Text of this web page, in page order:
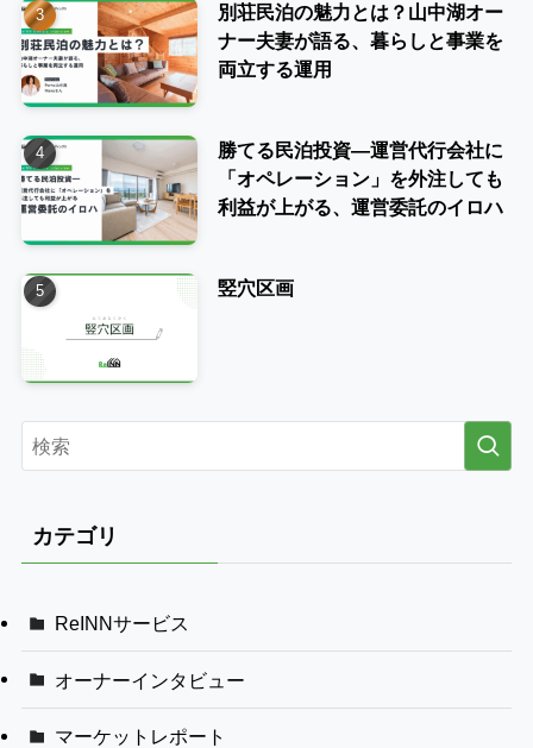
別荘民泊の魅力とは？山中湖オー
ナー夫妻が語る、暮らしと事業を
両立する運用
勝てる民泊投資―運営代行会社に
「オペレーション」を外注しても
利益が上がる、運営委託のイロハ
竪穴区画
カテゴリ
ReINNサービス
オーナーインタビュー
マーケットレポート